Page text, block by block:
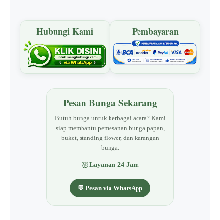
Hubungi Kami Pembayaran
Pesan Bunga Sekarang
Butuh bunga untuk berbagai acara? Kami
siap membantu pemesanan bunga papan,
buket, standing flower, dan karangan
bunga.
🌸Layanan 24 Jam
💬 Pesan via WhatsApp